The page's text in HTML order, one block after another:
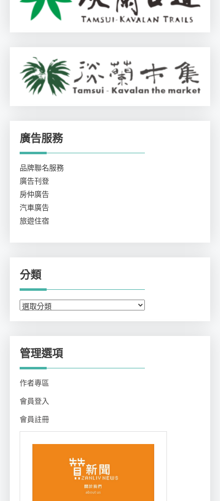
廣告服務
品牌聯名服務
廣告刊登
房仲廣告
汽車廣告
旅遊住宿
分類
分
管理選項
作者專區
會員登入
會員註冊